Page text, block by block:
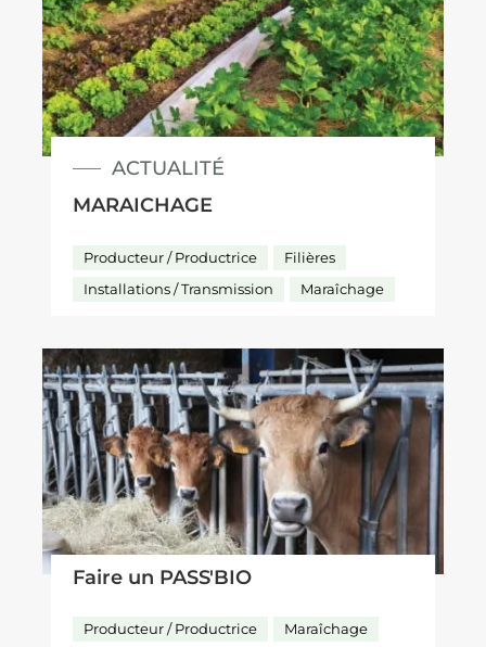
ACTUALITÉ
MARAICHAGE
Producteur / Productrice
Filières
Installations / Transmission
Maraîchage
Faire un PASS'BIO
Producteur / Productrice Maraîchage